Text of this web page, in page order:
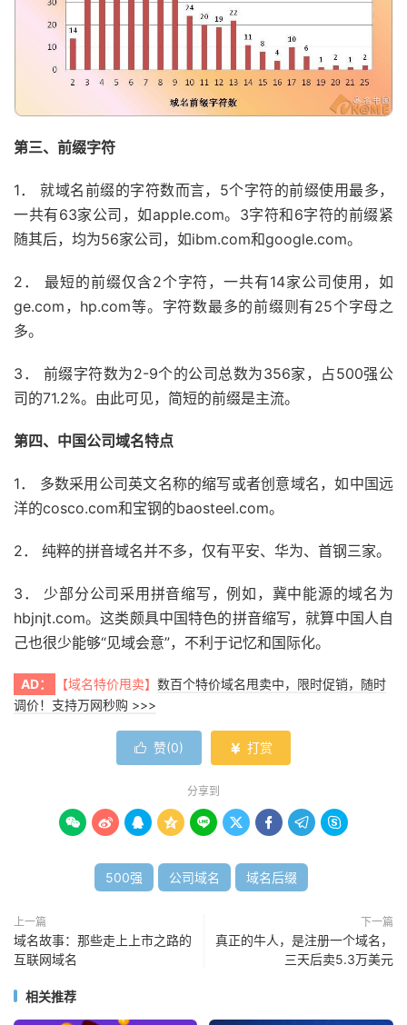
第三、前缀字符
1． 就域名前缀的字符数而言，5个字符的前缀使用最多，
一共有63家公司，如apple.com。3字符和6字符的前缀紧
随其后，均为56家公司，如ibm.com和google.com。
2． 最短的前缀仅含2个字符，一共有14家公司使用，如
ge.com，hp.com等。字符数最多的前缀则有25个字母之
多。
3． 前缀字符数为2-9个的公司总数为356家，占500强公
司的71.2%。由此可见，简短的前缀是主流。
第四、中国公司域名特点
1． 多数采用公司英文名称的缩写或者创意域名，如中国远
洋的cosco.com和宝钢的baosteel.com。
2． 纯粹的拼音域名并不多，仅有平安、华为、首钢三家。
3． 少部分公司采用拼音缩写，例如，冀中能源的域名为
hbjnjt.com。这类颇具中国特色的拼音缩写，就算中国人自
己也很少能够“见域会意”，不利于记忆和国际化。
AD： 【域名特价甩卖】 数百个特价域名甩卖中，限时促销，随时
调价！支持万网秒购 >>>
 赞(0)  打赏
分享到
        
500强 公司域名 域名后缀
上一篇
域名故事：那些走上上市之路的
互联网域名
下一篇
真正的牛人，是注册一个域名，
三天后卖5.3万美元
相关推荐